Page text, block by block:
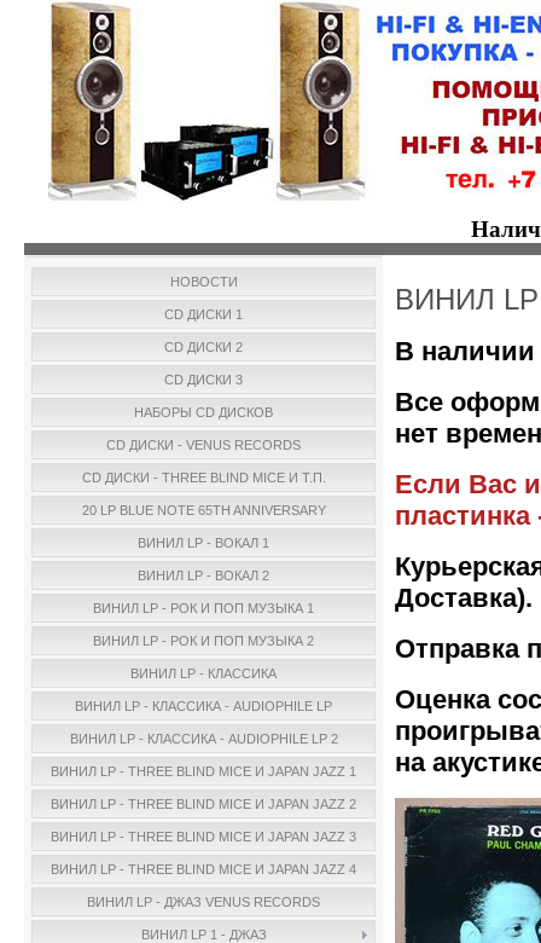
НОВОСТИ
CD ДИСКИ 1
CD ДИСКИ 2
CD ДИСКИ 3
НАБОРЫ CD ДИСКОВ
CD ДИСКИ - VENUS RECORDS
CD ДИСКИ - THREE BLIND MICE И Т.П.
20 LP BLUE NOTE 65TH ANNIVERSARY
ВИНИЛ LP - ВОКАЛ 1
ВИНИЛ LP - ВОКАЛ 2
ВИНИЛ LP - РОК И ПОП МУЗЫКА 1
ВИНИЛ LP - РОК И ПОП МУЗЫКА 2
ВИНИЛ LP - КЛАССИКА
ВИНИЛ LP - КЛАССИКА - AUDIOPHILE LP
ВИНИЛ LP - КЛАССИКА - AUDIOPHILE LP 2
ВИНИЛ LP - THREE BLIND MICE И JAPAN JAZZ 1
ВИНИЛ LP - THREE BLIND MICE И JAPAN JAZZ 2
ВИНИЛ LP - THREE BLIND MICE И JAPAN JAZZ 3
ВИНИЛ LP - THREE BLIND MICE И JAPAN JAZZ 4
ВИНИЛ LP - ДЖАЗ VENUS RECORDS
ВИНИЛ LP 1 - ДЖАЗ
ВИНИЛ
В наличии
Все
нет
Если Вас
Доставка).
Отправка
Оценка
на